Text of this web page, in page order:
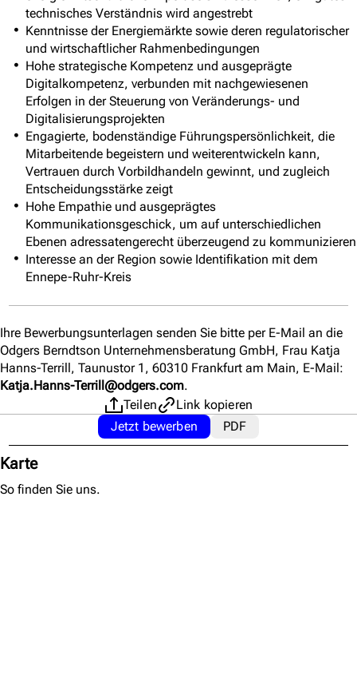
technisches Verständnis wird angestrebt
Kenntnisse der Energiemärkte sowie deren regulatorischer
und wirtschaftlicher Rahmenbedingungen
Hohe strategische Kompetenz und ausgeprägte
Digitalkompetenz, verbunden mit nachgewiesenen
Erfolgen in der Steuerung von Veränderungs- und
Digitalisierungsprojekten
Engagierte, bodenständige Führungspersönlichkeit, die
Mitarbeitende begeistern und weiterentwickeln kann,
Vertrauen durch Vorbildhandeln gewinnt, und zugleich
Entscheidungsstärke zeigt
Hohe Empathie und ausgeprägtes
Kommunikationsgeschick, um auf unterschiedlichen
Ebenen adressatengerecht überzeugend zu kommunizieren
Interesse an der Region sowie Identifikation mit dem
Ennepe-Ruhr-Kreis
Ihre Bewerbungsunterlagen senden Sie bitte per E-Mail an die
Odgers Berndtson Unternehmensberatung GmbH, Frau Katja
Hanns-Terrill, Taunustor 1, 60310 Frankfurt am Main, E-Mail:
Katja.Hanns-Terrill@odgers.com.
Teilen
Link kopieren
Jetzt bewerben
(Öffnet in neuem Fenster)
PDF
(Öffnet in neuem
Karte
So finden Sie uns.